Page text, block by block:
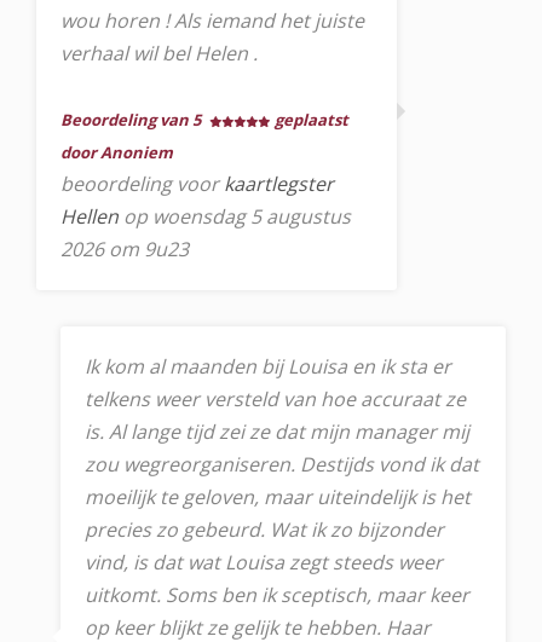
wou horen ! Als iemand het juiste
verhaal wil bel Helen .
Beoordeling van 5
geplaatst
door Anoniem
beoordeling voorkaartlegster
Hellen op woensdag 5 augustus
2026 om 9u23
Ik kom al maanden bij Louisa en ik sta er
telkens weer versteld van hoe accuraat ze
is. Al lange tijd zei ze dat mijn manager mij
zou wegreorganiseren. Destijds vond ik dat
moeilijk te geloven, maar uiteindelijk is het
precies zo gebeurd. Wat ik zo bijzonder
vind, is dat wat Louisa zegt steeds weer
uitkomt. Soms ben ik sceptisch, maar keer
op keer blijkt ze gelijk te hebben. Haar